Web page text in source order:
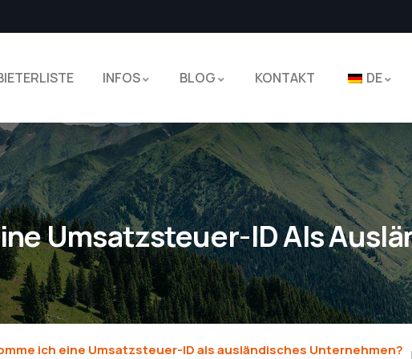
INFOS BLOG KONTAKT DE
Umsatzsteuer-ID Als
ich eine Umsatzsteuer-ID als ausländisches Unternehmen?